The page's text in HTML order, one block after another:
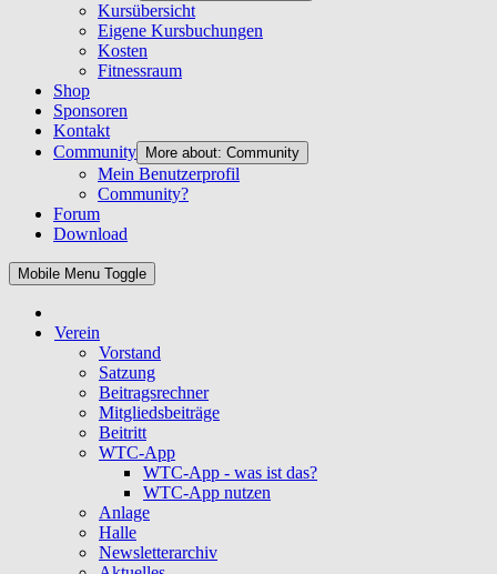
Kursübersicht
Eigene Kursbuchungen
Kosten
Fitnessraum
Shop
Sponsoren
Kontakt
Community
More about: Community
Mein Benutzerprofil
Community?
Forum
Download
Mobile Menu Toggle
Verein
Vorstand
Satzung
Beitragsrechner
Mitgliedsbeiträge
Beitritt
WTC-App
WTC-App - was ist das?
WTC-App nutzen
Anlage
Halle
Newsletterarchiv